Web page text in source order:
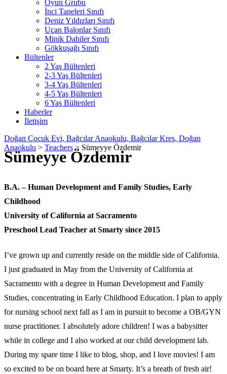
Oyun Grubu
İnci Taneleri Sınıfı
Deniz Yıldızları Sınıfı
Uçan Balonlar Sınıfı
Minik Dahiler Sınıfı
Gökkuşağı Sınıfı
Bültenler
2 Yaş Bültenleri
2-3 Yaş Bültenleri
3-4 Yaş Bültenleri
4-5 Yaş Bültenleri
6 Yaş Bültenleri
Haberler
İletişim
Doğan Çocuk Evi, Bağcılar Anaokulu, Bağcılar Kreş, Doğan
Anaokulu > Teachers> Sümeyye Özdemir
Sümeyye Özdemir
B.A. – Human Development and Family Studies, Early
Childhood
University of California at Sacramento
Preschool Lead Teacher at Smarty since 2015
I’ve grown up and currently reside on the middle side of California.
I just graduated in May from the University of California at
Sacramento with a degree in Human Development and Family
Studies, concentrating in Early Childhood Education. I plan to apply
for nursing school next fall as I am in pursuit to become a OB/GYN
nurse practitioner. I absolutely adore children! I was a babysitter
while in college and I also worked at our child development lab.
During my spare time I like to blog, shop, and I love movies! I am
so excited to be on board here at Smarty. It’s a breath of fresh air!